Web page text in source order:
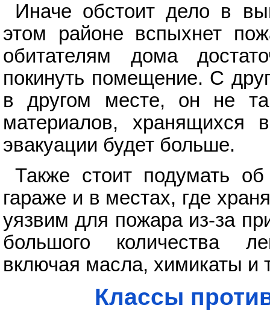
Иначе обстоит дело в
этом районе вспыхнет
обитателям дома
покинуть помещение. С
в другом месте, он не
материалов, хранящихся
эвакуации будет больше.
Также стоит подумать
гараже и в местах, где
уязвим для пожара из-за
большого количества
включая масла, химикаты и
Классы